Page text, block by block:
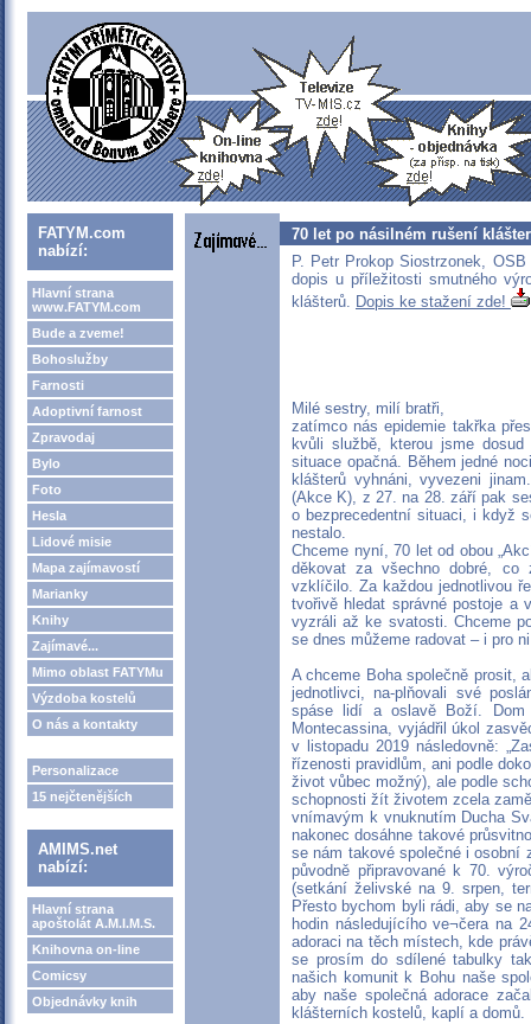
FATYM.com
nabízí:
Hlavní strana
www.FATYM.com
Bude a zveme!
Bohoslužby
Farnosti
Adoptivní farnost
Zpravodaj
Bylo
Foto
Hesla
Lidové misie
Mapa zajímavostí
Marianky
Knihy
Zajímavé...
Mimo oblast FATYMu
Výzdoba kostelů
O nás a kontakty
Personalizace
15 nejčtenějších
AMIMS.net
nabízí:
Hlavní strana
apoštolát A.M.I.M.S.
Knihovna on-line
Comicsy
Objednávky knih
70 let po násilném rušení
P. Petr Prokop Siostrzonek,
dopis u příležitosti smutného
klášterů. Dopis ke stažení zde!
Milé sestry, milí bratři,
zatímco nás epidemie takřka
kvůli službě, kterou jsme dosud
situace opačná. Během jedné
klášterů vyhnáni, vyvezeni
(Akce K), z 27. na 28. září pak
o bezprecedentní situaci, i když
nestalo.
Chceme nyní, 70 let od obou
děkovat za všechno dobré,
vzklíčilo. Za každou jednotlivou
tvořivě hledat správné postoje
vyzráli až ke svatosti. Chceme
se dnes můžeme radovat – i pro
A chceme Boha společně prosit,
jednotlivci, na-plňovali své
spáse lidí a oslavě Boží. Dom
Montecassina, vyjádřil úkol
v listopadu 2019 následovně:
řízenosti pravidlům, ani podle
život vůbec možný), ale podle
schopnosti žít životem zcela
vnímavým k vnuknutím Ducha
nakonec dosáhne takové
se nám takové společné i osobní
původně připravované k 70.
(setkání želivské na 9. srpen,
Přesto bychom byli rádi, aby se
hodin následujícího ve¬čera na
adoraci na těch místech, kde
se prosím do sdílené tabulky
našich komunit k Bohu naše
aby naše společná adorace
klášterních kostelů, kaplí a domů.